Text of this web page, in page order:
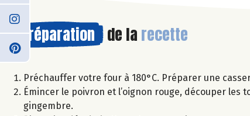
Préparation de la recette
Préchauffer votre four à 180°C. Préparer une
Émincer le poivron et l’oignon rouge, découper
gingembre.